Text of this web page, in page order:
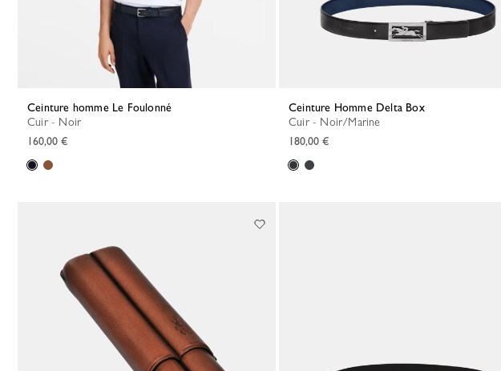
Ceinture homme Le Foulonné
Cuir - Noir
160,00 €
Ceinture Homme Delta Box
Cuir - Noir/Marine
180,00 €